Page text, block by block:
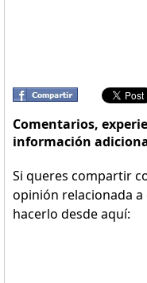
Comentarios,
información
Si queres compartir
opinión relacionada
hacerlo desde aquí: